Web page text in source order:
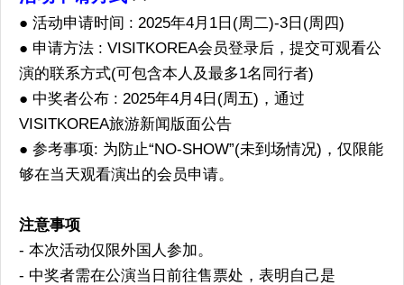
● 活动申请时间 : 2025年4月1日(周二)-3日(周四)
● 申请方法 : VISITKOREA会员登录后，提交可观看公
演的联系方式(可包含本人及最多1名同行者)
● 中奖者公布 : 2025年4月4日(周五)，通过
VISITKOREA旅游新闻版面公告
● 参考事项: 为防止“NO-SHOW”(未到场情况)，仅限能
够在当天观看演出的会员申请。
注意事项
- 本次活动仅限外国人参加。
- 中奖者需在公演当日前往售票处，表明自己是